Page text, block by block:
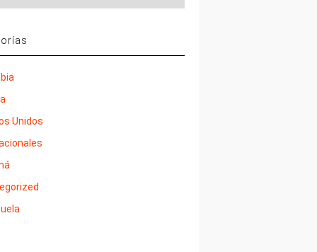
Unidos